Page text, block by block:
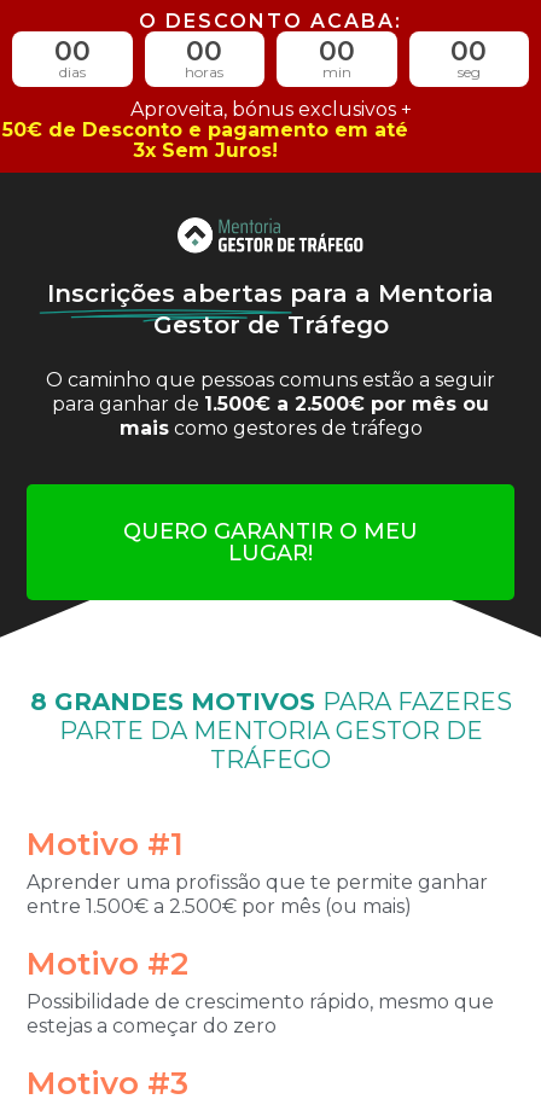
O DESCONTO ACABA:
00
dias
00
horas
00
min
00
seg
Aproveita, bónus exclusivos +
50€ de Desconto e pagamento em até
3x Sem Juros!
Inscrições abertas para a Mentoria
Gestor de Tráfego
O caminho que pessoas comuns estão a seguir
para ganhar de 1.500€ a 2.500€ por mês ou
maiscomo gestores de tráfego
QUERO GARANTIR O MEU
LUGAR!
8 GRANDES MOTIVOS PARA FAZERES
PARTE DA MENTORIA GESTOR DE
TRÁFEGO
Motivo #1
Aprender uma profissão que te permite ganhar
entre 1.500€ a 2.500€ por mês (ou mais)
Motivo #2
Possibilidade de crescimento rápido, mesmo que
estejas a começar do zero
Motivo #3